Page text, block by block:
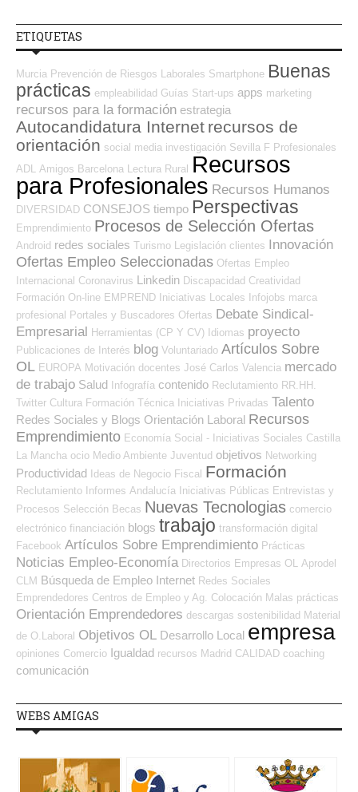
ETIQUETAS
Murcia Prevención de Riesgos Laborales Smartphone Buenas
prácticas empleabilidad Guías Start-ups apps marketing
recursos para la formación estrategia
Autocandidatura Internet recursos de
orientación social media investigación Sevilla F Profesionales
ADL Amigos Barcelona Lectura Rural Recursos
para Profesionales Recursos Humanos
DIVERSIDAD CONSEJOS tiempo Perspectivas
Emprendimiento Procesos de Selección Ofertas
Android redes sociales Turismo Legislación clientes Innovación
Ofertas Empleo Seleccionadas Ofertas Empleo
Internacional Coronavirus Linkedin Discapacidad Creatividad
Formación On-line EMPREND Iniciativas Locales Infojobs marca
profesional Portales y Buscadores Ofertas Debate Sindical-
Empresarial Herramientas (CP Y CV) Idiomas proyecto
Publicaciones de Interés blog Voluntariado Artículos Sobre
OL EUROPA Motivación docentes José Carlos Valencia mercado
de trabajo Salud Infografía contenido Reclutamiento RR.HH.
Twitter Cultura Formación Técnica Iniciativas Privadas Talento
Redes Sociales y Blogs Orientación Laboral Recursos
Emprendimiento Economía Social - Iniciativas Sociales Castilla
La Mancha ocio Medio Ambiente Juventud objetivos Networking
Productividad Ideas de Negocio Fiscal Formación
Reclutamiento Informes Andalucía Iniciativas Públicas Entrevistas y
Procesos Selección Becas Nuevas Tecnologias comercio
electrónico financiación blogs trabajo transformación digital
Facebook Artículos Sobre Emprendimiento Prácticas
Noticias Empleo-Economía Directorios Empresas OL Aprodel
CLM Búsqueda de Empleo Internet Redes Sociales
Emprendedores Centros de Empleo y Ag. Colocación Malas prácticas
Orientación Emprendedores descargas sostenibilidad Material
de O.Laboral Objetivos OL Desarrollo Local empresa
opiniones Comercio Igualdad recursos Madrid CALIDAD coaching
comunicación
WEBS AMIGAS